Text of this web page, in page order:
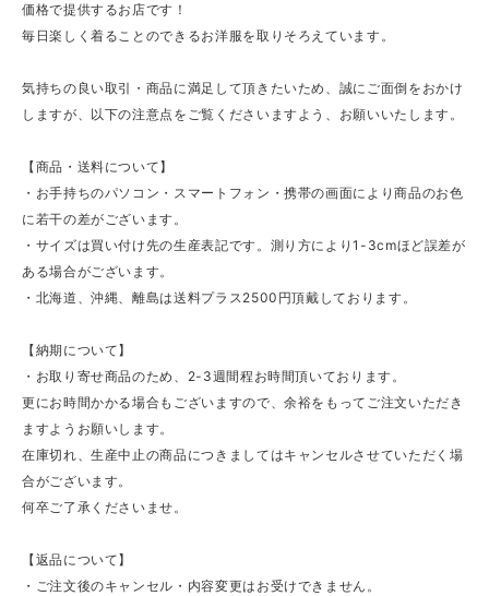
価格で提供するお店です！
毎日楽しく着ることのできるお洋服を取りそろえています。
気持ちの良い取引・商品に満足して頂きたいため、誠にご面倒をおかけ
しますが、以下の注意点をご覧くださいますよう、お願いいたします。
【商品・送料について】
・お手持ちのパソコン・スマートフォン・携帯の画面により商品のお色
に若干の差がございます。
・サイズは買い付け先の生産表記です。測り方により1-3cmほど誤差が
ある場合がございます。
・北海道、沖縄、離島は送料プラス2500円頂戴しております。
【納期について】
・お取り寄せ商品のため、2-3週間程お時間頂いております。
更にお時間かかる場合もございますので、余裕をもってご注文いただき
ますようお願いします。
在庫切れ、生産中止の商品につきましてはキャンセルさせていただく場
合がございます。
何卒ご了承くださいませ。
【返品について】
・ご注文後のキャンセル・内容変更はお受けできません。